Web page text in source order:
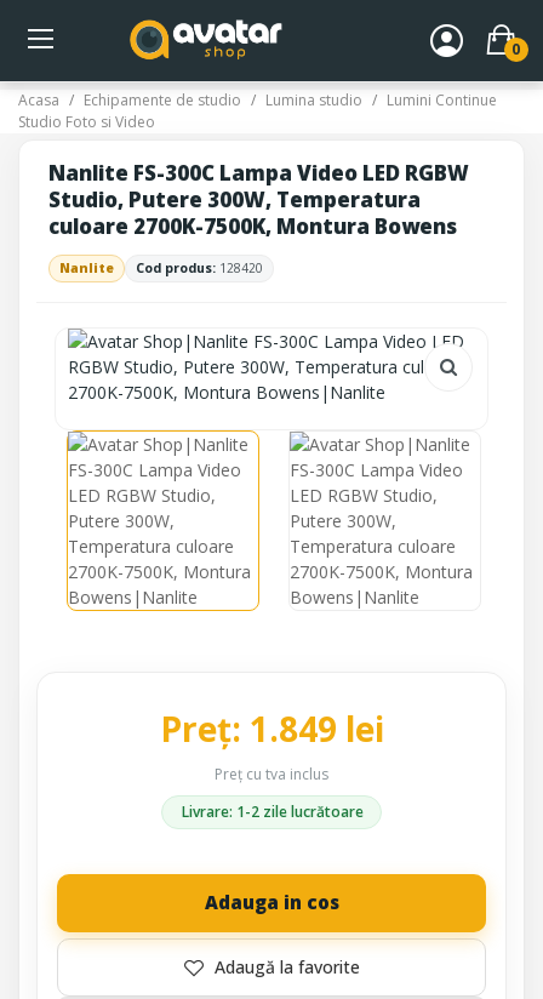
0
Acasa Echipamente de studio Lumina studio
Lumini Continue
Studio Foto si Video
Nanlite FS-300C Lampa Video LED RGBW
Studio, Putere 300W, Temperatura
culoare 2700K-7500K, Montura Bowens
Nanlite Cod produs: 128420
Preț: 1.849 lei
Preț cu tva inclus
Livrare: 1-2 zile lucrătoare
Adauga in cos